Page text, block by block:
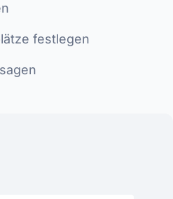
festlegen